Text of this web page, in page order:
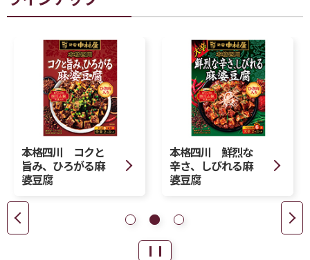
本格四川 コクと
旨み、ひろがる麻
婆豆腐
本格四川 鮮烈な
辛さ、しびれる麻
婆豆腐